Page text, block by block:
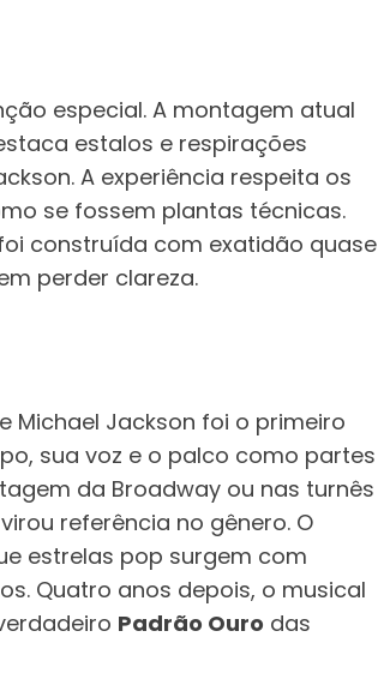
especial. A montagem atual
estalos e respirações
A experiência respeita os
se fossem plantas técnicas.
construída com exatidão quase
perder clareza.
Michael Jackson foi o primeiro
sua voz e o palco como partes
da Broadway ou nas turnês
referência no gênero. O
estrelas pop surgem com
Quatro anos depois, o musical
Padrão Ouro das